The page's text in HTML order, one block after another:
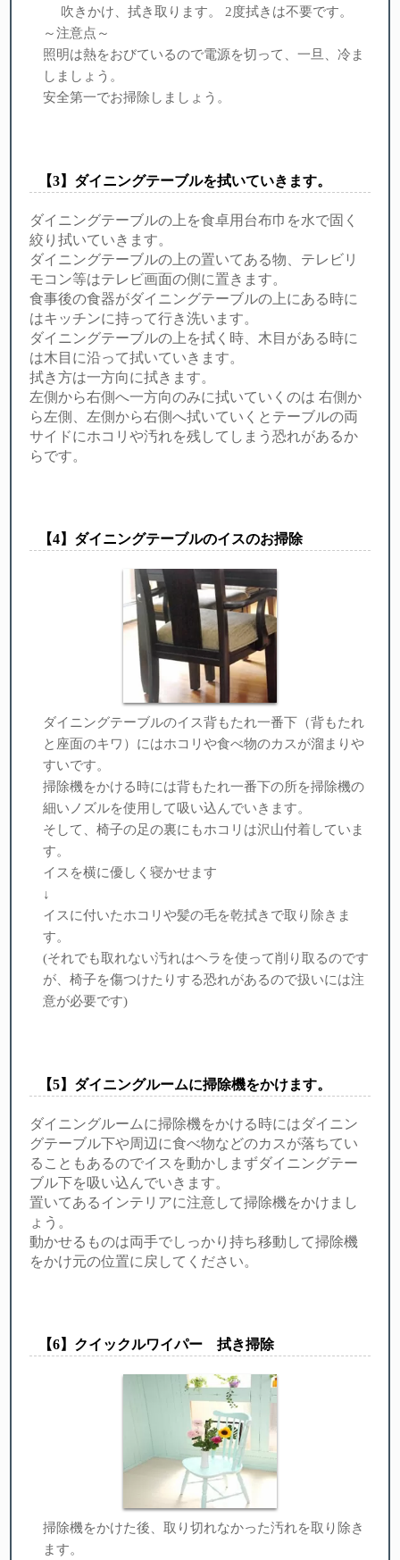
吹きかけ、拭き取ります。 2度拭きは不要です。
～注意点～
照明は熱をおびているので電源を切って、一旦、冷ま
しましょう。
安全第一でお掃除しましょう。
【︎3】ダイニングテーブルを拭いていきます。
ダイニングテーブルの上を食卓用台布巾を水で固く
絞り拭いていきます。
ダイニングテーブルの上の置いてある物、テレビリ
モコン等はテレビ画面の側に置きます。
食事後の食器がダイニングテーブルの上にある時に
はキッチンに持って行き洗います。
ダイニングテーブルの上を拭く時、木目がある時に
は木目に沿って拭いていきます。
拭き方は一方向に拭きます。
左側から右側へ一方向のみに拭いていくのは 右側か
ら左側、左側から右側へ拭いていくとテーブルの両
サイドにホコリや汚れを残してしまう恐れがあるか
らです。
【︎4】ダイニングテーブルのイスのお掃除
ダイニングテーブルのイス背もたれ一番下（背もたれ
と座面のキワ）にはホコリや食べ物のカスが溜まりや
すいです。
掃除機をかける時には背もたれ一番下の所を掃除機の
細いノズルを使用して吸い込んでいきます。
そして、椅子の足の裏にもホコリは沢山付着していま
す。
イスを横に優しく寝かせます
↓
イスに付いたホコリや髪の毛を乾拭きで取り除きま
す。
(それでも取れない汚れはヘラを使って削り取るのです
が、椅子を傷つけたりする恐れがあるので扱いには注
意が必要です)
【︎5】ダイニングルームに掃除機をかけます。
ダイニングルームに掃除機をかける時にはダイニン
グテーブル下や周辺に食べ物などのカスが落ちてい
ることもあるのでイスを動かしまずダイニングテー
ブル下を吸い込んでいきます。
置いてあるインテリアに注意して掃除機をかけまし
ょう。
動かせるものは両手でしっかり持ち移動して掃除機
をかけ元の位置に戻してください。
【︎6】クイックルワイパー 拭き掃除
掃除機をかけた後、取り切れなかった汚れを取り除き
ます。